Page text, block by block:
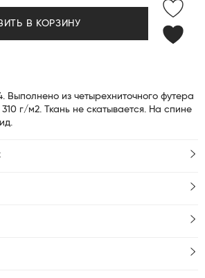
В КОРЗИНУ
Выполнено из четырехниточного футера
г/м2. Ткань не скатывается. На спине